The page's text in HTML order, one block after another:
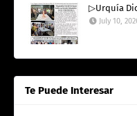
▷Urquía
July 10,
Te Puede Interesar